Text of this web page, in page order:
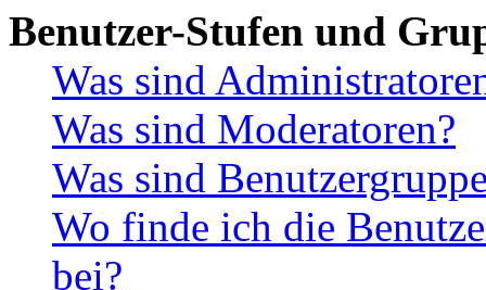
Benutzer-Stufen und
Was sind
Was sind Moderatoren?
Was sind
Wo finde ich die
bei?